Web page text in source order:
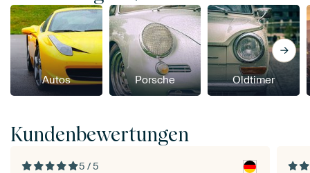
Autos Porsche Oldtimer
Kundenbewertungen
5 / 5